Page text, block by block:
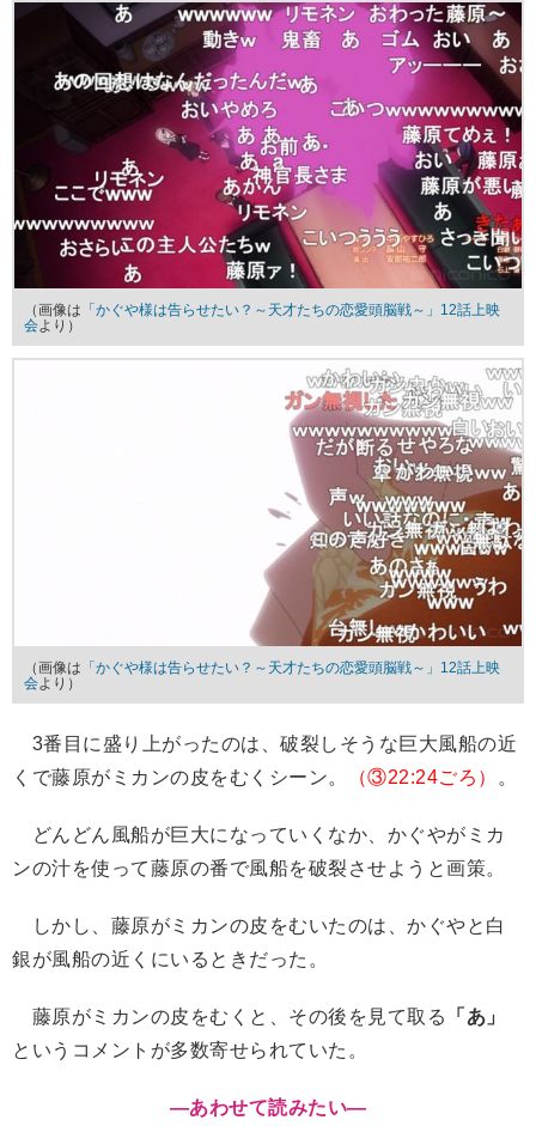
（画像は 「かぐや様は告らせたい？～天才たちの恋愛頭脳戦～」12話上映
会より）
（画像は 「かぐや様は告らせたい？～天才たちの恋愛頭脳戦～」12話上映
会より）
3番目に盛り上がったのは、破裂しそうな巨大風船の近
くで藤原がミカンの皮をむくシーン。
（③22:24ごろ） 。
どんどん風船が巨大になっていくなか、かぐやがミカ
ンの汁を使って藤原の番で風船を破裂させようと画策。
しかし、藤原がミカンの皮をむいたのは、かぐやと白
銀が風船の近くにいるときだった。
藤原がミカンの皮をむくと、その後を見て取る
「あ」
というコメントが多数寄せられていた。
―あわせて読みたい―